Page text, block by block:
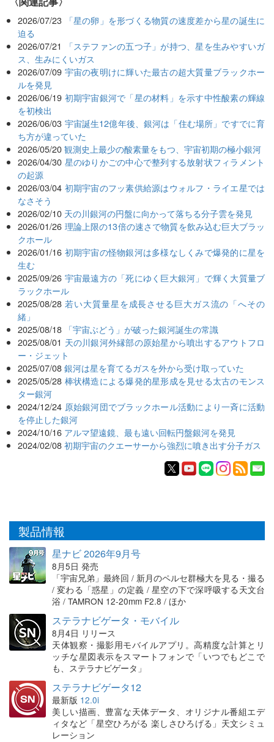
2026/07/23
「星の卵」を形づくる物質の速度差から星の誕生に
迫る
2026/07/21
「ステファンの五つ子」が持つ、星を生みやすいガ
ス、生みにくいガス
2026/07/09 宇宙の夜明けに輝いた最古の超大質量ブラックホー
ルを発見
2026/06/19 初期宇宙銀河で「星の材料」を示す中性酸素の輝線
を初検出
2026/06/03 宇宙誕生12億年後、銀河は「住む場所」ですでに育
ち方が違っていた
2026/05/20 観測史上最少の酸素量をもつ、宇宙初期の極小銀河
2026/04/30 星のゆりかごの中心で整列する放射状フィラメント
の起源
2026/03/04 初期宇宙のフッ素供給源はウォルフ・ライエ星では
なさそう
2026/02/10 天の川銀河の円盤に向かって落ちる分子雲を発見
2026/01/26 理論上限の13倍の速さで物質を飲み込む巨大ブラッ
クホール
2026/01/16 初期宇宙の怪物銀河は多様なしくみで爆発的に星を
生む
2025/09/26 宇宙最遠方の「死にゆく巨大銀河」で輝く大質量ブ
ラックホール
2025/08/28 若い大質量星を成長させる巨大ガス流の「へその
緒」
2025/08/18 「宇宙ぶどう」が破った銀河誕生の常識
2025/08/01 天の川銀河外縁部の原始星から噴出するアウトフロ
ー・ジェット
2025/07/08 銀河は星を育てるガスを外から受け取っていた
2025/05/28 棒状構造による爆発的星形成を見せる太古のモンス
ター銀河
2024/12/24 原始銀河団でブラックホール活動により一斉に活動
を停止した銀河
2024/10/16 アルマ望遠鏡、最も遠い回転円盤銀河を発見
2024/02/08 初期宇宙のクエーサーから強烈に噴き出す分子ガス
製品情報
星ナビ 2026年9月号
8月5日 発売
「宇宙兄弟」最終回 / 新月のペルセ群極大を見る・撮る
/ 変わる「惑星」の定義 / 星空の下で深呼吸する天文台
浴 / TAMRON 12-20mm F2.8 / ほか
ステラナビゲータ・モバイル
8月4日 リリース
天体観察・撮影用モバイルアプリ。高精度な計算とリ
ッチな星図表示をスマートフォンで「いつでもどこで
も、ステラナビゲータ」
ステラナビゲータ12
最新版 12.0i
美しい描画、豊富な天体データ、オリジナル番組エデ
ィタなど「星空ひろがる 楽しさひろげる」天文シミュ
レーション